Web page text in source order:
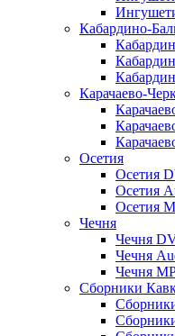
Кабардино-
Карачаево-
Осетия
Осетия
Осетия
Осетия
Чечня
Чечня
Чечня
Чечня
Сборники